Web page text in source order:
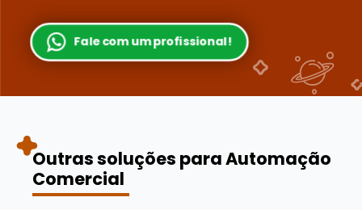
Fale com um profissional!
Outras soluções para Automação
Comercial